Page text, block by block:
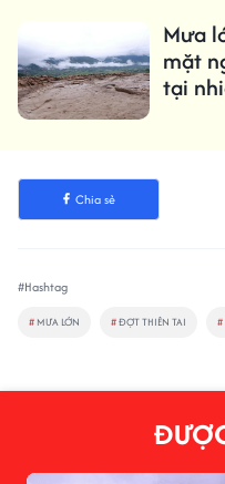
Mưa
mặt
tại
Chia sẻ
#Hashtag
# MƯA LỚN #ĐỢT THIÊN TAI #